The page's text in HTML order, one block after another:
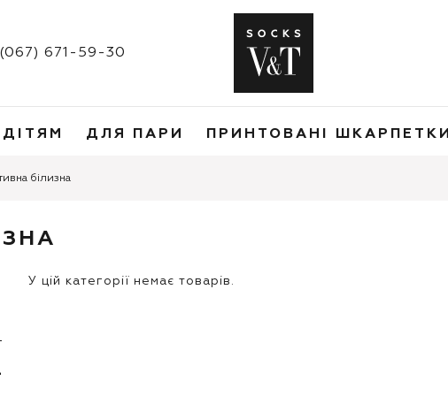
671-59-30
ДІТЯМ ДЛЯ ПАРИ ПРИНТОВАНІ ШКАРПЕТКИ
білизна
У цій категорії немає товарів.